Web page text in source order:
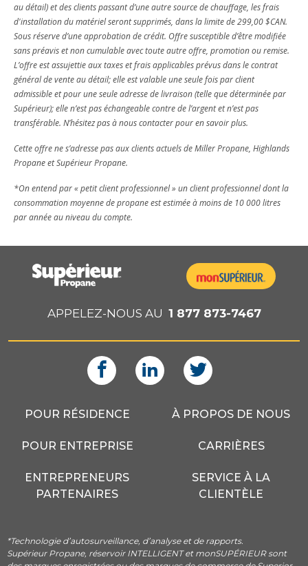
au détail) et des clients passant d’une autre source de chauffage, les frais
d'installation du matériel seront supprimés, dans la limite de 299,00 $CAN.
Sous réserve d’une approbation de crédit. Offre susceptible d’être modifiée
sans préavis et non cumulable avec toute autre offre, promotion ou remise.
L’offre est assujettie aux taxes et frais applicables prévus dans le contrat
général de vente au détail; elle est valable une seule fois par client
admissible et pour une seule adresse de livraison (telle que déterminée par
Supérieur); elle n’est pas échangeable contre de l’argent et n’est pas
transférable. N’hésitez pas à nous contacter pour en savoir plus.
Cette offre ne s’adresse pas aux clients actuels de Miller Propane, Highlands
Propane et Supérieur Propane.
*On entend par « petit client professionnel » un client professionnel dont la
consommation moyenne de propane est estimée à moins de 10 000 litres
par année au niveau du compte.
APPELEZ-NOUS AU 1 877 873-7467
POUR RÉSIDENCE
POUR ENTREPRISE
ENTREPRENEURS
PARTENAIRES
À PROPOS DE NOUS
CARRIÈRES
SERVICE À LA
CLIENTÈLE
*Technologie d’autosurveillance, d’analyse et de rapports.
Supérieur Propane, réservoir INTELLIGENT et monSUPÉRIEUR sont